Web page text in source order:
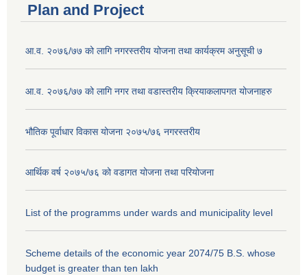
Plan and Project
आ.व. २०७६/७७ को लागि नगरस्तरीय योजना तथा कार्यक्रम अनुसूची ७
आ.व. २०७६/७७ को लागि नगर तथा वडास्तरीय क्रियाकलापगत योजनाहरु
भौतिक पूर्वाधार विकास योजना २०७५/७६ नगरस्तरीय
आर्थिक वर्ष २०७५/७६ को वडागत योजना तथा परियोजना
List of the programms under wards and municipality level
Scheme details of the economic year 2074/75 B.S. whose
budget is greater than ten lakh